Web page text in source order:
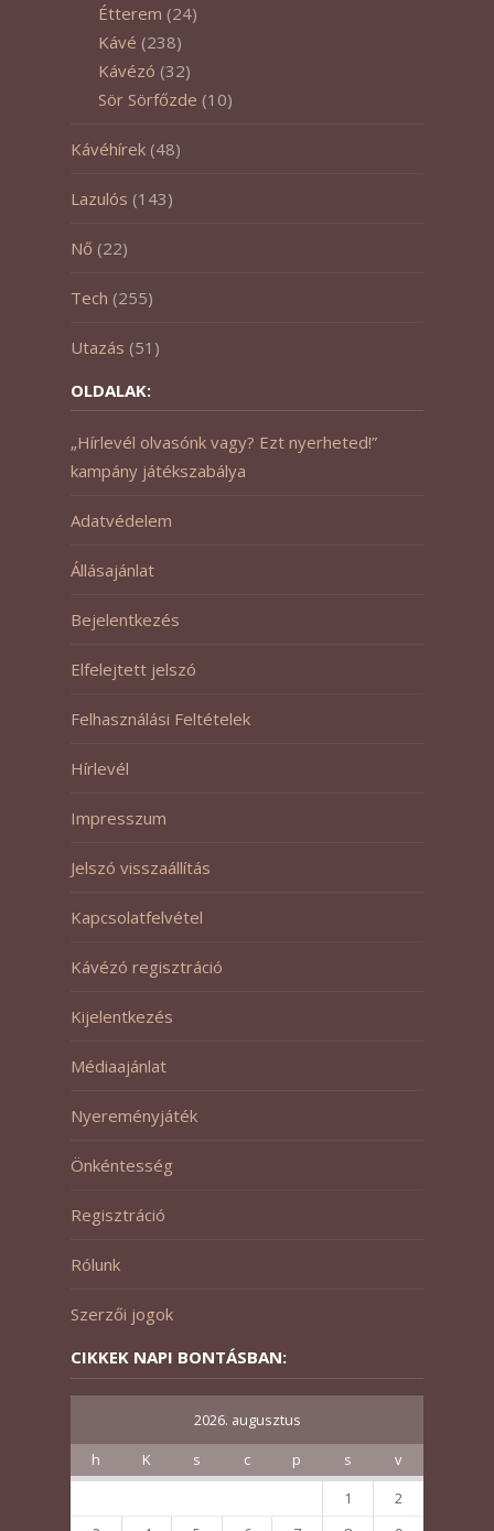
Étterem (24)
Kávé (238)
Kávézó (32)
Sör Sörfőzde (10)
Kávéhírek (48)
Lazulós (143)
Nő (22)
Tech (255)
Utazás (51)
OLDALAK:
„Hírlevél olvasónk vagy? Ezt nyerheted!”
kampány játékszabálya
Adatvédelem
Állásajánlat
Bejelentkezés
Elfelejtett jelszó
Felhasználási Feltételek
Hírlevél
Impresszum
Jelszó visszaállítás
Kapcsolatfelvétel
Kávézó regisztráció
Kijelentkezés
Médiaajánlat
Nyereményjáték
Önkéntesség
Regisztráció
Rólunk
Szerzői jogok
CIKKEK NAPI BONTÁSBAN:
2026. augusztus
h K s c p s
v
1
2